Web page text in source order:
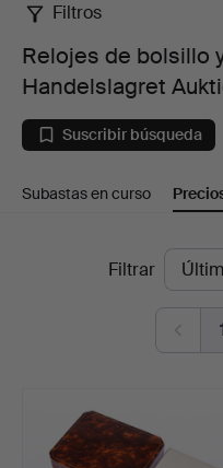
Relojes
de
bolsillo
Filtros
Relojes de bolsillo
Handelslagret
Suscribir búsqueda
Subastas en curso
Filtrar